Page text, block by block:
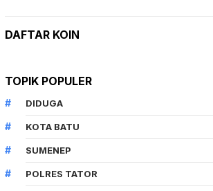
DAFTAR KOIN
TOPIK POPULER
DIDUGA
KOTA BATU
SUMENEP
POLRES TATOR